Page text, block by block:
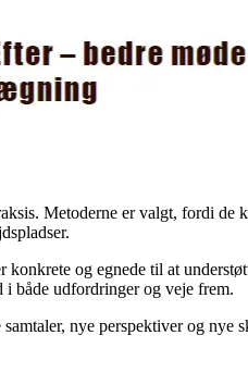
Metoderne er valgt, fordi de
og egnede til at
i både udfordringer og veje frem.
nye perspektiver og